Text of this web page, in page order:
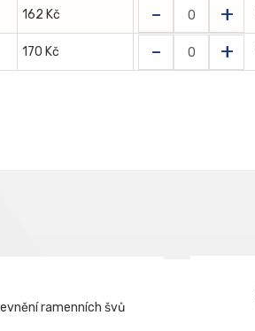
162 Kč - +
170 Kč - +
ramenních švů